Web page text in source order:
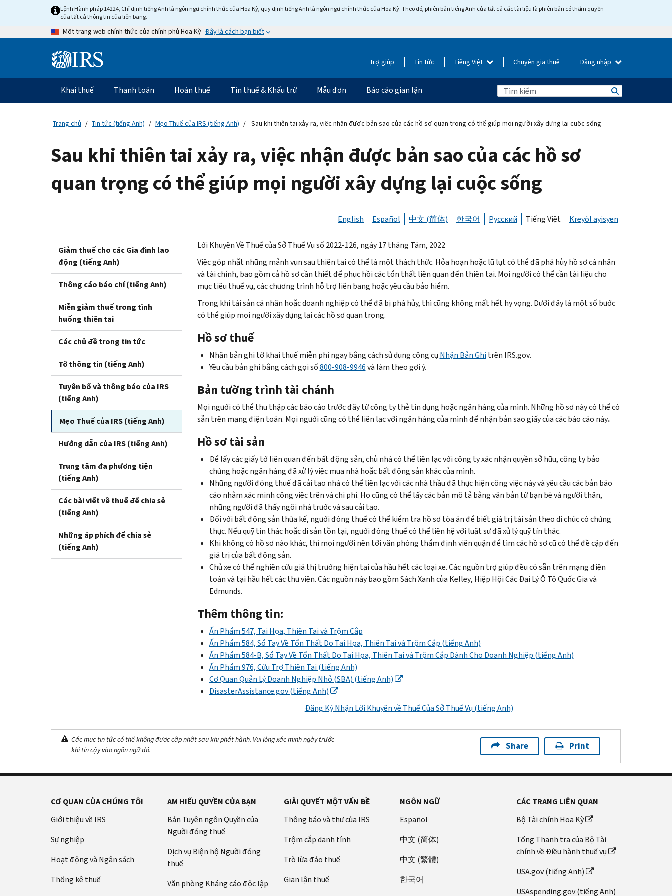
content
Lệnh Hành pháp 14224, Chỉ định tiếng Anh là ngôn ngữ chính thức của Hoa Kỳ, quy định tiếng Anh là ngôn ngữ chính thức của Hoa Kỳ. Theo đó, phiên bản tiếng Anh của tất cả các tài liệu là phiên bản có thẩm quyền
của tất cả thông tin của liên bang.
Một trang web chính thức của chính phủ Hoa Kỳ Đây là cách bạn biết
Information Trợ giúp Tin tức Tiếng Việt Chuyên gia thuế Đăng nhập
Điều
hướng
chính
Khai thuế Thanh toán Hoàn thuế Tín thuế & Khấu trừ Mẫu đơn Báo cáo gian lận
Trang chủ Tin tức (tiếng Anh) Mẹo Thuế của IRS (tiếng Anh) Sau khi thiên tai xảy ra, việc nhận được bản sao của các hồ sơ quan trọng có thể giúp mọi người xây dựng lại cuộc sống
Sau khi thiên tai xảy ra, việc nhận được bản sao của các hồ sơ
quan trọng có thể giúp mọi người xây dựng lại cuộc sống
English Español 中文 (简体) 한국어 Русский Tiếng Việt Kreyòl ayisyen
Giảm thuế cho các Gia đình lao
động (tiếng Anh)
Thông cáo báo chí (tiếng Anh)
Miễn giảm thuế trong tình
huống thiên tai
Các chủ đề trong tin tức
Tờ thông tin (tiếng Anh)
Tuyên bố và thông báo của IRS
(tiếng Anh)
Mẹo Thuế của IRS (tiếng Anh)
Hướng dẫn của IRS (tiếng Anh)
Trung tâm đa phương tiện
(tiếng Anh)
Các bài viết về thuế để chia sẻ
(tiếng Anh)
Những áp phích để chia sẻ
(tiếng Anh)
Lời Khuyên Về Thuế của Sở Thuế Vụ số 2022-126, ngày 17 tháng Tám, 2022
Việc góp nhặt những mảnh vụn sau thiên tai có thể là một thách thức. Hỏa hoạn hoặc lũ lụt có thể đã phá hủy hồ sơ cá nhân
và tài chính, bao gồm cả hồ sơ cần thiết để phục hồi các tổn thất liên quan đến thiên tai. Mọi người có thể cần tài liệu cho
mục tiêu thuế vụ, các chương trình hỗ trợ liên bang hoặc yêu cầu bảo hiểm.
Trong khi tài sản cá nhân hoặc doanh nghiệp có thể đã bị phá hủy, thì cũng không mất hết hy vọng. Dưới đây là một số bước
có thể giúp mọi người xây dựng lại các hồ sơ quan trọng.
Hồ sơ thuế
Nhận bản ghi tờ khai thuế miễn phí ngay bằng cách sử dụng công cụ Nhận Bản Ghitrên IRS.gov.
Yêu cầu bản ghi bằng cách gọi số800-908-9946và làm theo gợi ý.
Bản tường trình tài chánh
Mọi người có thể thu thập các báo cáo trước đây từ công ty thẻ tín dụng hoặc ngân hàng của mình. Những hồ sơ này có thể có
sẵn trên mạng điện toán. Mọi người cũng có thể liên lạc với ngân hàng của mình để nhận bản sao giấy của các báo cáo này.
Hồ sơ tài sản
Để lấy các giấy tờ liên quan đến bất động sản, chủ nhà có thể liên lạc với công ty xác nhận quyền sở hữu, công ty bảo
chứng hoặc ngân hàng đã xử lý việc mua nhà hoặc bất động sản khác của mình.
Những người đóng thuế đã cải tạo nhà có thể liên lạc với các nhà thầu đã thực hiện công việc này và yêu cầu các bản báo
cáo nhằm xác minh công việc trên và chi phí. Họ cũng có thể lấy các bản mô tả bằng văn bản từ bạn bè và người thân,
những người đã thấy ngôi nhà trước và sau cải tạo.
Đối với bất động sản thừa kế, người đóng thuế có thể kiểm tra hồ sơ tòa án để biết giá trị tài sản theo di chúc có chứng
thực. Nếu quỹ tín thác hoặc di sản tồn tại, người đóng thuế có thể liên hệ với luật sư đã xử lý quỹ tín thác.
Khi không có hồ sơ nào khác, thì mọi người nên tới văn phòng thẩm định viên quận để tìm các hồ sơ cũ có thể đề cập đến
giá trị của bất động sản.
Chủ xe có thể nghiên cứu giá thị trường hiện tại của hầu hết các loại xe. Các nguồn trợ giúp đều có sẵn trên mạng điện
toán và tại hầu hết các thư viện. Các nguồn này bao gồm Sách Xanh của Kelley, Hiệp Hội Các Đại Lý Ô Tô Quốc Gia và
Edmunds.
Thêm thông tin:
Ấn Phẩm 547, Tai Họa, Thiên Tai và Trộm Cắp
Ấn Phẩm 584, Sổ Tay Về Tổn Thất Do Tai Họa, Thiên Tai và Trộm Cắp (tiếng Anh)
Ấn Phẩm 584-B, Sổ Tay Về Tổn Thất Do Tai Họa, Thiên Tai và Trộm Cắp Dành Cho Doanh Nghiệp (tiếng Anh)
Ấn Phẩm 976, Cứu Trợ Thiên Tai (tiếng Anh)
Cơ Quan Quản Lý Doanh Nghiệp Nhỏ (SBA) (tiếng Anh)
DisasterAssistance.gov(tiếng Anh)
Đăng Ký Nhận Lời Khuyên về Thuế Của Sở Thuế Vụ (tiếng Anh)
Các mục tin tức có thể không được cập nhật sau khi phát hành. Vui lòng xác minh ngày trước
khi tin cậy vào ngôn ngữ đó.
Share Print
CƠ QUAN CỦA CHÚNG TÔI
Giới thiệu về IRS
Sự nghiệp
Hoạt động và Ngân sách
Thống kê thuế
AM HIỂU QUYỀN CỦA BẠN
Bản Tuyên ngôn Quyền của
Người đóng thuế
Dịch vụ Biện hộ Người đóng
thuế
Văn phòng Kháng cáo độc lập
GIẢI QUYẾT MỘT VẤN ĐỀ
Thông báo và thư của IRS
Trộm cắp danh tính
Trò lừa đảo thuế
Gian lận thuế
NGÔN NGỮ
Español
中文 (简体)
中文 (繁體)
한국어
CÁC TRANG LIÊN QUAN
Bộ Tài chính Hoa Kỳ
Tổng Thanh tra của Bộ Tài
chính về Điều hành thuế vụ
USA.gov (tiếng Anh)
USAspending.gov (tiếng Anh)